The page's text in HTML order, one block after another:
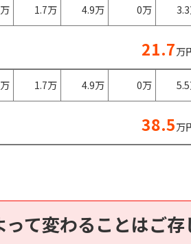
1.7万 4.9万 0万
21.7万
1.7万 4.9万 0万
38.5万
て変わることはご存